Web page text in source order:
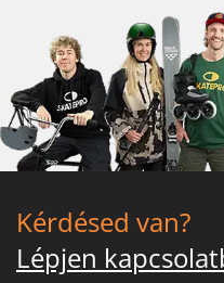
Kérdésed van?
Lépjen